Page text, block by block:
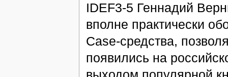
IDEF3-5 Геннадий
вполне практически
Case-средства,
появились на